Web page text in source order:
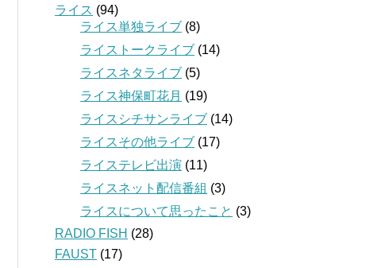
ライス (94)
ライス単独ライブ (8)
ライストークライブ (14)
ライスネタライブ (5)
ライス神保町花月 (19)
ライスシチサンライブ (14)
ライスその他ライブ (17)
ライステレビ出演 (11)
ライスネット配信番組 (3)
ライスについて思ったこと (3)
RADIO FISH (28)
FAUST (17)